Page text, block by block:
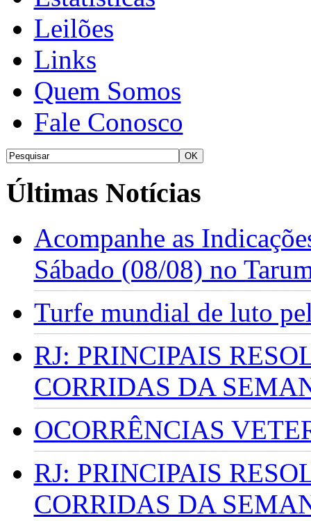
Leilões
Links
Quem Somos
Fale Conosco
Últimas Notícias
Acompanhe as
Sábado (08/08) no
Turfe mundial de luto
RJ: PRINCIPAIS
CORRIDAS DA
OCORRÊNCIAS
RJ: PRINCIPAIS
CORRIDAS DA